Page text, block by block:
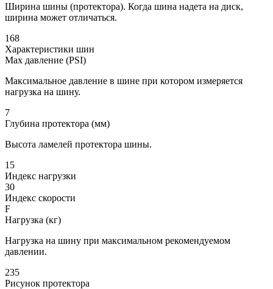
Ширина шины (протектора). Когда шина надета на диск,
ширина может отличаться.
168
Характеристики шин
Max давление (PSI)
Максимальное давление в шине при котором измеряется
нагрузка на шину.
7
Глубина протектора (мм)
Высота ламелей протектора шины.
15
Индекс нагрузки
30
Индекс скорости
F
Нагрузка (кг)
Нагрузка на шину при максимальном рекомендуемом
давлении.
235
Рисунок протектора